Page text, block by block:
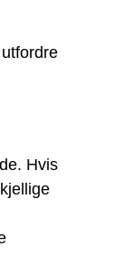
Hvis